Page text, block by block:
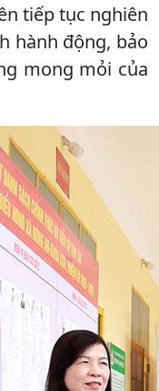
tiếp tục nghiên
hành động, bảo
mong mỏi của